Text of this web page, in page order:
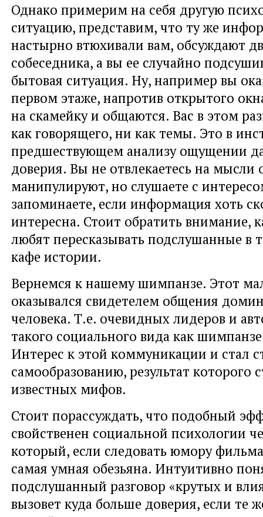
Однако примерим на себя другую
ситуацию, представим, что ту же
настырно втюхивали вам, обсуждают
собеседника, а вы ее случайно
бытовая ситуация. Ну, например вы
первом этаже, напротив открытого
на скамейку и общаются. Вас в этом
как говорящего, ни как темы. Это в
предшествующем анализу ощущении
доверия. Вы не отвлекаетесь на мысли
манипулируют, но слушаете с
запоминаете, если информация хоть
интересна. Стоит обратить внимание,
любят пересказывать подслушанные в
кафе истории.
Вернемся к нашему шимпанзе. Этот
оказывался свидетелем общения
человека. Т.е. очевидных лидеров и
такого социального вида как
Интерес к этой коммуникации и стал
самообразованию, результат которого
известных мифов.
Стоит порассуждать, что подобный
свойственен социальной психологии
который, если следовать юмору
самая умная обезьяна. Интуитивно
подслушанный разговор «крутых и
вызовет куда больше доверия, если те